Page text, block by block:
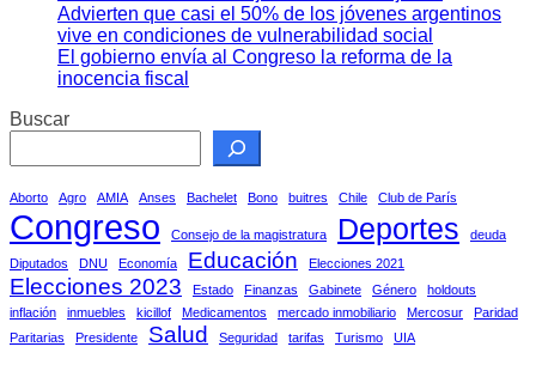
Advierten que casi el 50% de los jóvenes argentinos
vive en condiciones de vulnerabilidad social
El gobierno envía al Congreso la reforma de la
inocencia fiscal
Buscar
Aborto Agro AMIA Anses Bachelet Bono buitres Chile Club de París
Congreso Consejo de la magistratura Deportes
deuda
Diputados
DNU Economía Educación Elecciones 2021
Elecciones 2023 Estado Finanzas Gabinete Género
holdouts
inflación
inmuebles kicillof Medicamentos mercado inmobiliario Mercosur
Paridad
Paritarias
Presidente Salud Seguridad tarifas Turismo UIA